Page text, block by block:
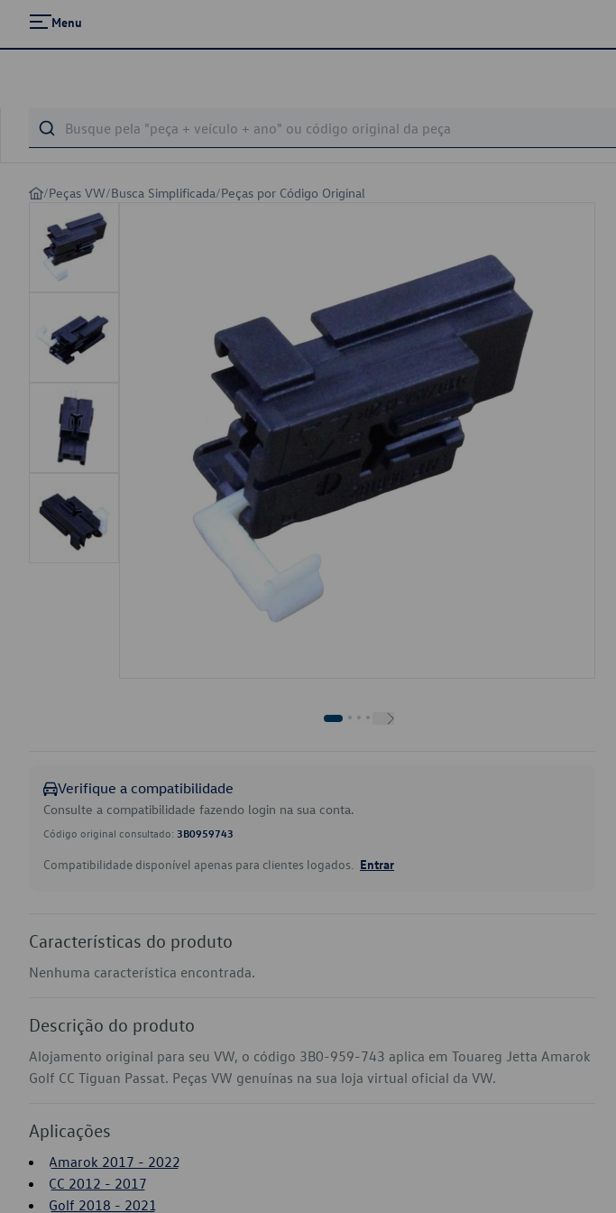
Menu
/Peças VW/Busca Simplificada/Peças por Código Original
Verifique a compatibilidade
Consulte a compatibilidade fazendo login na sua conta.
Código original consultado: 3B0959743
Compatibilidade disponível apenas para clientes logados. Entrar
Características do produto
Nenhuma característica encontrada.
Descrição do produto
Alojamento original para seu VW, o código 3B0-959-743 aplica em Touareg Jetta Amarok
Golf CC Tiguan Passat. Peças VW genuínas na sua loja virtual oficial da VW.
Aplicações
Amarok 2017 - 2022
CC 2012 - 2017
Golf 2018 - 2021